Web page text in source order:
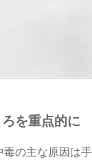
を重点的に
の主な原因は